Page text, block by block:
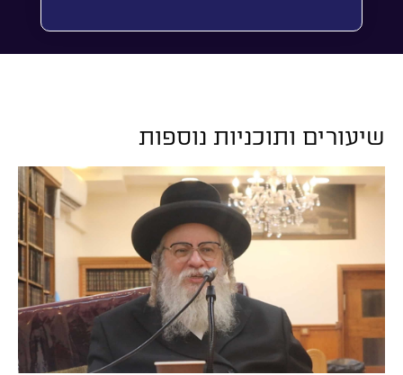
שיעורים ותוכניות נוספות